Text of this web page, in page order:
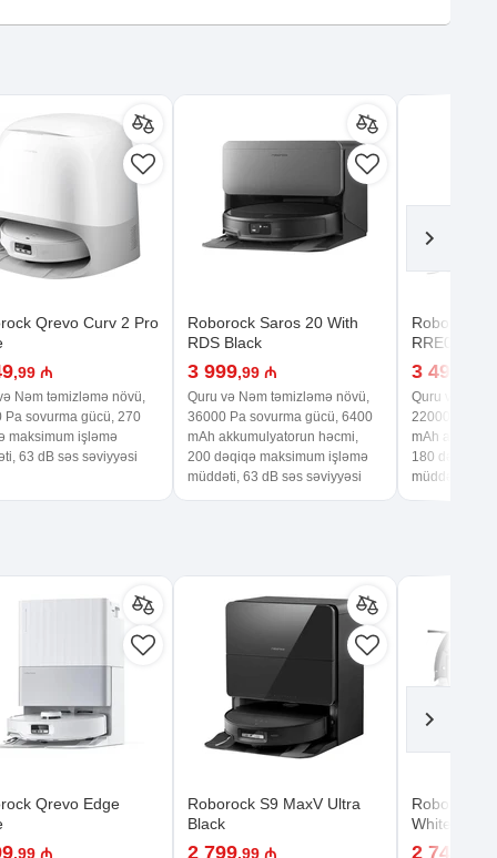
Qrevo Curv 2 Pro
,99 ₼
Nəm təmizləmə növü,
Pa sovurma gücü, 270
maksimum işləmə
63 dB səs səviyyəsi
Roborock Saros 20 With
RDS Black
3 999,99 ₼
Quru və Nəm təmizləmə növü,
36000 Pa sovurma gücü, 6400
mAh akkumulyatorun həcmi,
200 dəqiqə maksimum işləmə
müddəti, 63 dB səs səviyyəsi
Roborock
RRE0R50
3 499
Quru və Nəm
22000 Pa
mAh
180 dəqiqə
müddəti, 61
Qrevo Edge
,99 ₼
Roborock S9 MaxV Ultra
Black
2 799,99 ₼
Roborock
White
2 749